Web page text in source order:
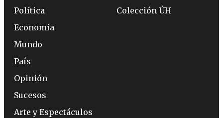
Política
Economía
Mundo
País
Opinión
Sucesos
Arte y Espectáculos
Colección ÚH